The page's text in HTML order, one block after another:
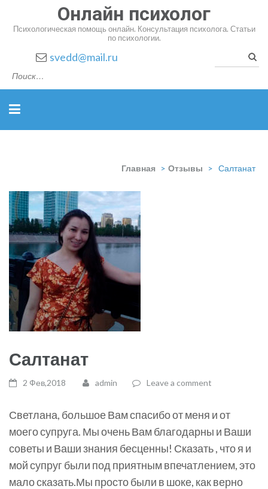
Онлайн психолог
Психологическая помощь онлайн. Консультация психолога. Статьи
по психологии.
svedd@mail.ru
Главная > Отзывы > Салтанат
Салтанат
2 Фев,2018 admin Leave a comment
Светлана, большое Вам спасибо от меня и от
моего супруга. Мы очень Вам благодарны и Ваши
советы и Ваши знания бесценны! Сказать , что я и
мой супруг были под приятным впечатлением, это
мало сказать.Мы просто были в шоке, как верно